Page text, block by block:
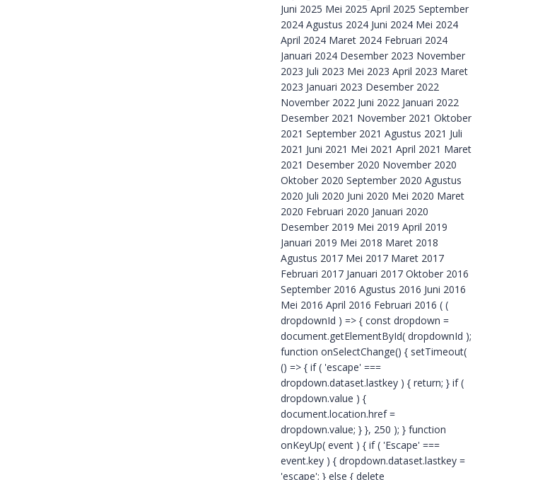
Juni 2025 Mei 2025 April 2025 September
2024 Agustus 2024 Juni 2024 Mei 2024
April 2024 Maret 2024 Februari 2024
Januari 2024 Desember 2023 November
2023 Juli 2023 Mei 2023 April 2023 Maret
2023 Januari 2023 Desember 2022
November 2022 Juni 2022 Januari 2022
Desember 2021 November 2021 Oktober
2021 September 2021 Agustus 2021 Juli
2021 Juni 2021 Mei 2021 April 2021 Maret
2021 Desember 2020 November 2020
Oktober 2020 September 2020 Agustus
2020 Juli 2020 Juni 2020 Mei 2020 Maret
2020 Februari 2020 Januari 2020
Desember 2019 Mei 2019 April 2019
Januari 2019 Mei 2018 Maret 2018
Agustus 2017 Mei 2017 Maret 2017
Februari 2017 Januari 2017 Oktober 2016
September 2016 Agustus 2016 Juni 2016
Mei 2016 April 2016 Februari 2016 ( (
dropdownId ) => { const dropdown =
document.getElementById( dropdownId );
function onSelectChange() { setTimeout(
() => { if ( 'escape' ===
dropdown.dataset.lastkey ) { return; } if (
dropdown.value ) {
document.location.href =
dropdown.value; } }, 250 ); } function
onKeyUp( event ) { if ( 'Escape' ===
event.key ) { dropdown.dataset.lastkey =
'escape'; } else { delete